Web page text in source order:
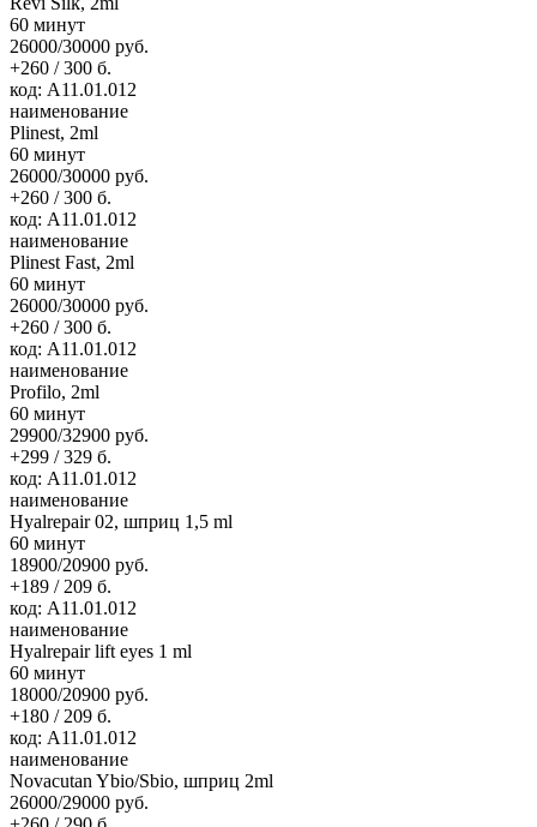
60 минут
26000/30000 руб.
+260 / 300 б.
код: А11.01.012
наименование
Plinest, 2ml
60 минут
26000/30000 руб.
+260 / 300 б.
код: А11.01.012
наименование
Plinest Fast, 2ml
60 минут
26000/30000 руб.
+260 / 300 б.
код: А11.01.012
наименование
Profilo, 2ml
60 минут
29900/32900 руб.
+299 / 329 б.
код: А11.01.012
наименование
Hyalrepair 02, шприц 1,5 ml
60 минут
18900/20900 руб.
+189 / 209 б.
код: А11.01.012
наименование
Hyalrepair lift eyes 1 ml
60 минут
18000/20900 руб.
+180 / 209 б.
код: А11.01.012
наименование
Novacutan Ybio/Sbio, шприц 2ml
26000/29000 руб.